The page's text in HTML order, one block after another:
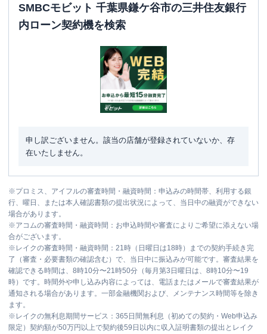
SMBCモビット 千葉県鎌ケ谷市の三井住友銀行
内ローン契約機を検索
申し訳ございません。該当の店舗が登録されていないか、存
在いたしません。
※プロミス、アイフルの審査時間・融資時間：申込みの時間帯、利用する銀
行、曜日、または本人確認書類の提出状況によって、当日中の融資ができない
場合があります。
※アコムの審査時間・融資時間：お申込時間や審査によりご希望に添えない場
合がございます。
※ レイクの審査時間・融資時間：21時（日曜日は18時）までの契約手続き完
了（審査・必要書類の確認含む）で、当日中に振込みが可能です。審査結果を
確認できる時間は、8時10分〜21時50分（毎月第3日曜日は、8時10分〜19
時）です。時間外や申し込み内容によっては、電話またはメールで審査結果が
通知される場合があります。一部金融機関および、メンテナンス時間等を除き
ます。
※ レイクの無利息期間サービス：365日間無利息（初めての契約・Web申込み
限定）契約額が50万円以上で契約後59日以内に収入証明書類の提出とレイク